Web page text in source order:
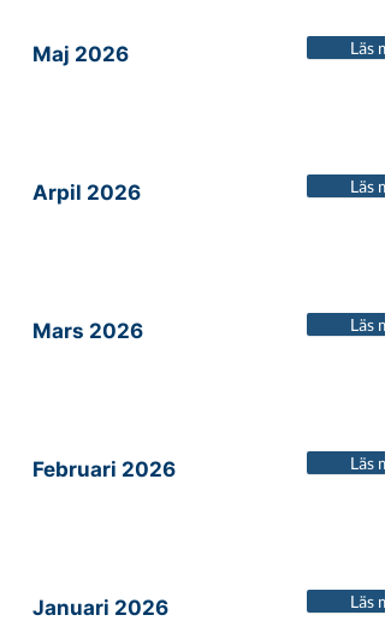
Maj 2026 Läs
Arpil 2026 Läs
Mars 2026 Läs
Februari 2026 Läs
Januari 2026 Läs